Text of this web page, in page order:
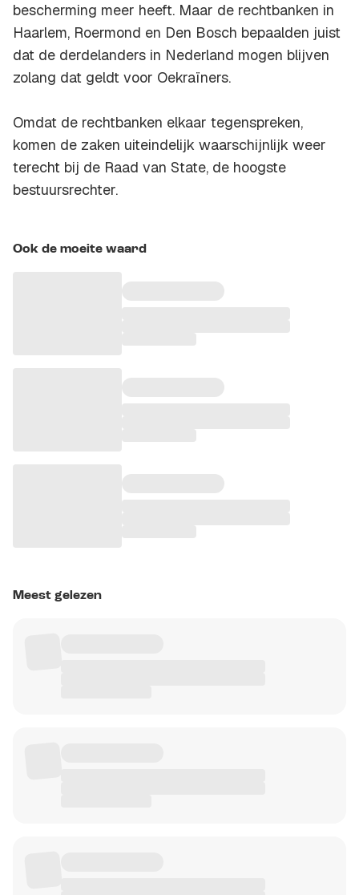
bescherming meer heeft. Maar de rechtbanken in
Haarlem, Roermond en Den Bosch bepaalden juist
dat de derdelanders in Nederland mogen blijven
zolang dat geldt voor Oekraïners.
Omdat de rechtbanken elkaar tegenspreken,
komen de zaken uiteindelijk waarschijnlijk weer
terecht bij de Raad van State, de hoogste
bestuursrechter.
Ook de moeite waard
Meest gelezen